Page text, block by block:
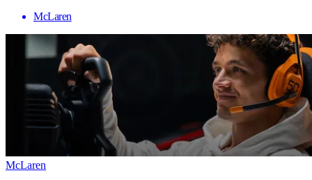
McLaren
McLaren